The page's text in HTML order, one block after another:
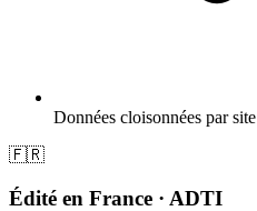
Données cloisonnées par site
🇫🇷
Édité en France · ADTI